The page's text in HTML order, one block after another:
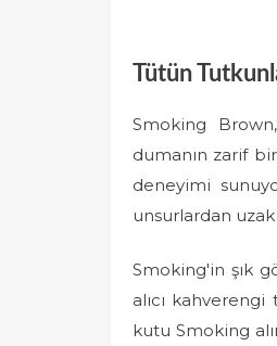
Tütün
Smoking
dumanın zarif
deneyimi
unsurlardan
Smoking'in şık
alıcı
kutu Smoking